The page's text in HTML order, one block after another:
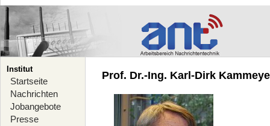
Institut
Startseite
Nachrichten
Jobangebote
Presse
Prof. Dr.-Ing. Karl-Dirk